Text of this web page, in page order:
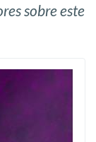
sobre este